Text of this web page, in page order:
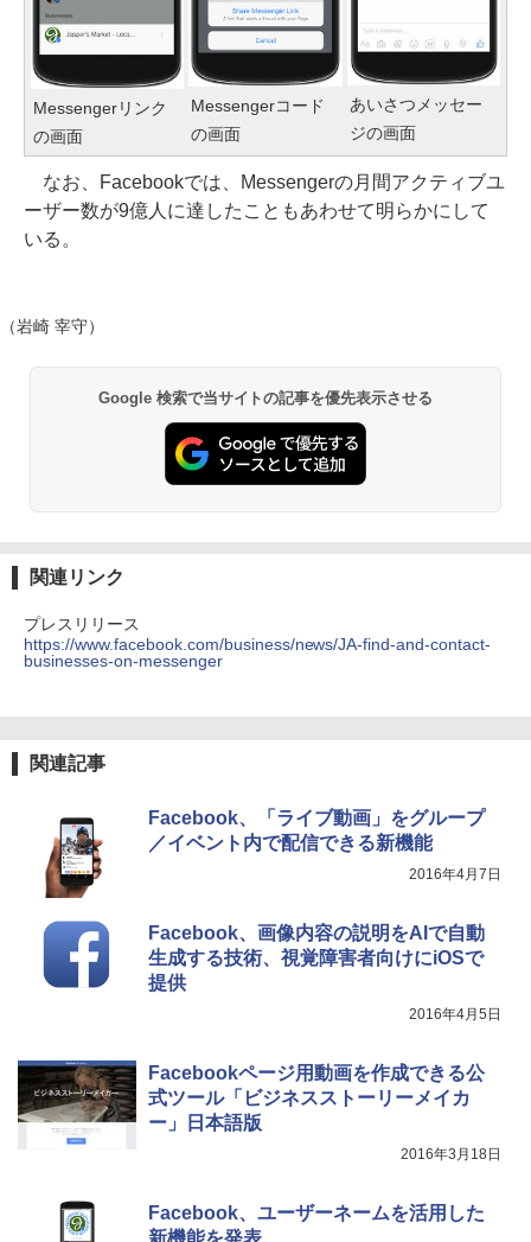
Messengerリンク
の画面
Messengerコード
の画面
あいさつメッセー
ジの画面
なお、Facebookでは、Messengerの月間アクティブユ
ーザー数が9億人に達したこともあわせて明らかにして
いる。
（岩崎 宰守）
Google 検索で当サイトの記事を優先表示させる
関連リンク
プレスリリース
https://www.facebook.com/business/news/JA-find-and-contact-
businesses-on-messenger
関連記事
Facebook、「ライブ動画」をグループ
／イベント内で配信できる新機能
2016年4月7日
Facebook、画像内容の説明をAIで自動
生成する技術、視覚障害者向けにiOSで
提供
2016年4月5日
Facebookページ用動画を作成できる公
式ツール「ビジネスストーリーメイカ
ー」日本語版
2016年3月18日
Facebook、ユーザーネームを活用した